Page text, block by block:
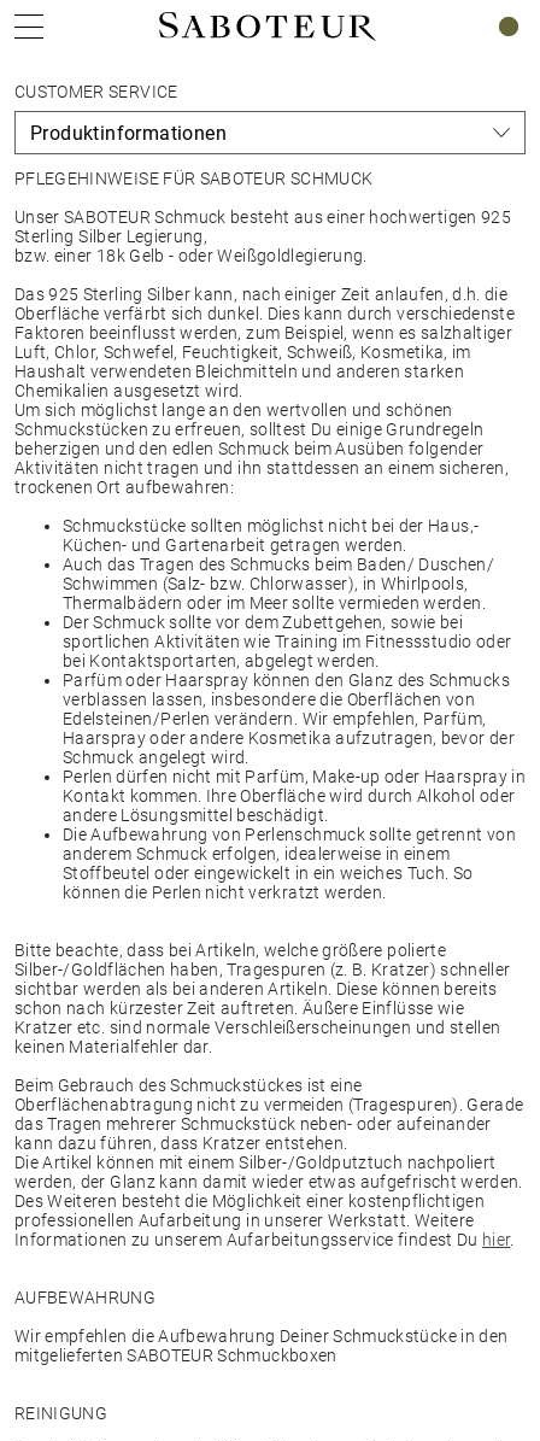
CUSTOMER SERVICE
PFLEGEHINWEISE FÜR SABOTEUR SCHMUCK
Unser SABOTEUR Schmuck besteht aus einer hochwertigen 925
Sterling Silber Legierung,
bzw. einer 18k Gelb - oder Weißgoldlegierung.
Das 925 Sterling Silber kann, nach einiger Zeit anlaufen, d.h. die
Oberfläche verfärbt sich dunkel. Dies kann durch verschiedenste
Faktoren beeinflusst werden, zum Beispiel, wenn es salzhaltiger
Luft, Chlor, Schwefel, Feuchtigkeit, Schweiß, Kosmetika, im
Haushalt verwendeten Bleichmitteln und anderen starken
Chemikalien ausgesetzt wird.
Um sich möglichst lange an den wertvollen und schönen
Schmuckstücken zu erfreuen, solltest Du einige Grundregeln
beherzigen und den edlen Schmuck beim Ausüben folgender
Aktivitäten nicht tragen und ihn stattdessen an einem sicheren,
trockenen Ort aufbewahren:
Schmuckstücke sollten möglichst nicht bei der Haus,-
Küchen- und Gartenarbeit getragen werden.
Auch das Tragen des Schmucks beim Baden/ Duschen/
Schwimmen (Salz- bzw. Chlorwasser), in Whirlpools,
Thermalbädern oder im Meer sollte vermieden werden.
Der Schmuck sollte vor dem Zubettgehen, sowie bei
sportlichen Aktivitäten wie Training im Fitnessstudio oder
bei Kontaktsportarten, abgelegt werden.
Parfüm oder Haarspray können den Glanz des Schmucks
verblassen lassen, insbesondere die Oberflächen von
Edelsteinen/Perlen verändern. Wir empfehlen, Parfüm,
Haarspray oder andere Kosmetika aufzutragen, bevor der
Schmuck angelegt wird.
Perlen dürfen nicht mit Parfüm, Make-up oder Haarspray in
Kontakt kommen. Ihre Oberfläche wird durch Alkohol oder
andere Lösungsmittel beschädigt.
Die Aufbewahrung von Perlenschmuck sollte getrennt von
anderem Schmuck erfolgen, idealerweise in einem
Stoffbeutel oder eingewickelt in ein weiches Tuch. So
können die Perlen nicht verkratzt werden.
Bitte beachte, dass bei Artikeln, welche größere polierte
Silber-/Goldflächen haben, Tragespuren (z. B. Kratzer) schneller
sichtbar werden als bei anderen Artikeln. Diese können bereits
schon nach kürzester Zeit auftreten. Äußere Einflüsse wie
Kratzer etc. sind normale Verschleißerscheinungen und stellen
keinen Materialfehler dar.
Beim Gebrauch des Schmuckstückes ist eine
Oberflächenabtragung nicht zu vermeiden (Tragespuren). Gerade
das Tragen mehrerer Schmuckstück neben- oder aufeinander
kann dazu führen, dass Kratzer entstehen.
Die Artikel können mit einem Silber-/Goldputztuch nachpoliert
werden, der Glanz kann damit wieder etwas aufgefrischt werden.
Des Weiteren besteht die Möglichkeit einer kostenpflichtigen
professionellen Aufarbeitung in unserer Werkstatt. Weitere
Informationen zu unserem Aufarbeitungsservice findest Du hier.
AUFBEWAHRUNG
Wir empfehlen die Aufbewahrung Deiner Schmuckstücke in den
mitgelieferten SABOTEUR Schmuckboxen
REINIGUNG